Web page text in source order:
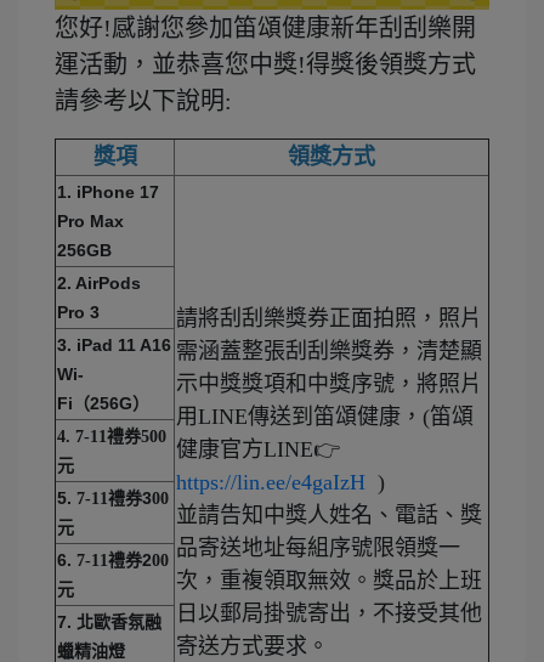
您好!感謝您參加笛頌健康新年刮刮樂開
運活動，並恭喜您中獎!得獎後領獎方式
請參考以下說明:
獎項 領獎方式
1. iPhone 17
Pro Max
256GB
請將刮刮樂獎券正面拍照，照片
需涵蓋整張刮刮樂獎券，清楚顯
示中獎獎項和中獎序號，將照片
用LINE傳送到笛頌健康，(笛頌
健康官方LINE👉
https://lin.ee/e4gaIzH )
並請告知中獎人姓名、電話、獎
品寄送地址每組序號限領獎一
次，重複領取無效。獎品於上班
日以郵局掛號寄出，不接受其他
寄送方式要求。
2. AirPods
Pro 3
3. iPad 11 A16
Wi-
Fi（256G）
4. 7-11 禮券500
元
5. 7-11 禮券300
元
6. 7-11 禮券200
元
7. 北歐香氛融
蠟精油燈